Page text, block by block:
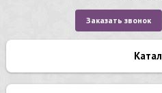
Заказать звонок